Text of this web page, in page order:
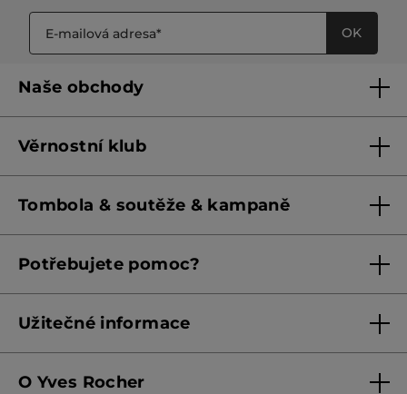
OK
Naše obchody
Franšízing
Věrnostní klub
Pravidla věrnostního klubu od 1. 6. 2026
Tombola & soutěže & kampaně
Podmínky aktuálních nabídek
Potřebujete pomoc?
Užitečné informace
O Yves Rocher